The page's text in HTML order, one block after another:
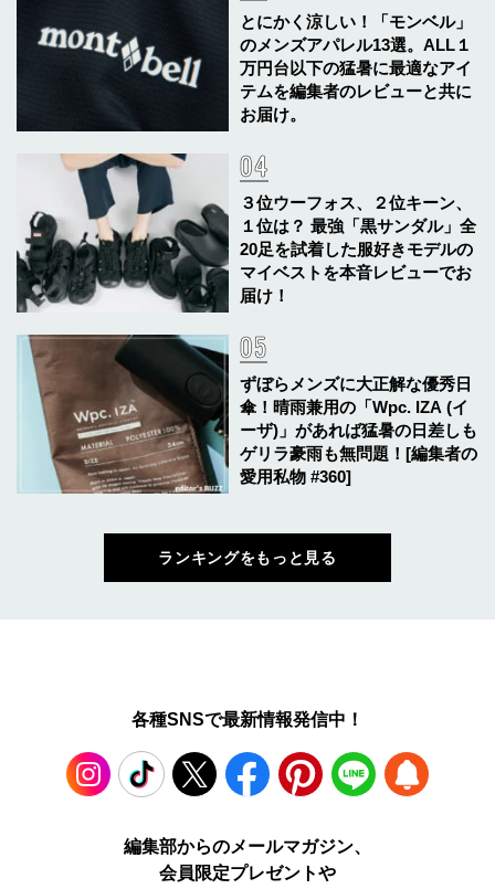
とにかく涼しい！「モンベル」
のメンズアパレル13選。ALL１
万円台以下の猛暑に最適なアイ
テムを編集者のレビューと共に
お届け。
３位ウーフォス、２位キーン、
１位は？ 最強「黒サンダル」全
20足を試着した服好きモデルの
マイベストを本音レビューでお
届け！
ずぼらメンズに大正解な優秀日
傘！晴雨兼用の「Wpc. IZA (イ
ーザ)」があれば猛暑の日差しも
ゲリラ豪雨も無問題！[編集者の
愛用私物 #360]
ランキングをもっと見る
各種SNSで最新情報発信中！
TikTok Facebook Pinterest LINE
編集部からのメールマガジン、
会員限定プレゼントや